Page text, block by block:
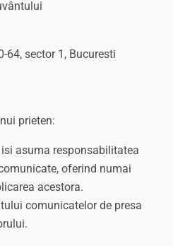
64, sector 1, Bucuresti
prieten:
asuma responsabilitatea
oferind numai
acestora.
comunicatelor de presa